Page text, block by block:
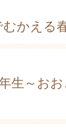
かえる
生～お